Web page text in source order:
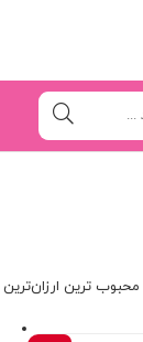
محبوب ترین ارزان‌ترین